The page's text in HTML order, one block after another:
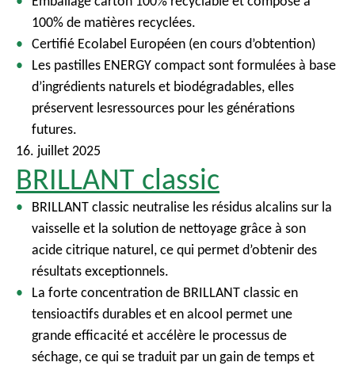
100% de matières recyclées.
Certifié Ecolabel Européen (en cours d’obtention)
Les pastilles ENERGY compact sont formulées à base
d’ingrédients naturels et biodégradables, elles
préservent lesressources pour les générations
futures.
16. juillet 2025
BRILLANT classic
BRILLANT classic neutralise les résidus alcalins sur la
vaisselle et la solution de nettoyage grâce à son
acide citrique naturel, ce qui permet d’obtenir des
résultats exceptionnels.
La forte concentration de BRILLANT classic en
tensioactifs durables et en alcool permet une
grande efficacité et accélère le processus de
séchage, ce qui se traduit par un gain de temps et